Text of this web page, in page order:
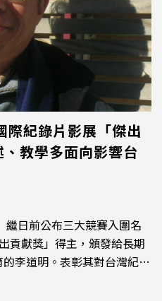
際紀錄片影展「傑出
教學多面向影響台
繼日前公布三大競賽入圍名
貢獻獎」得主，頒發給長期
李道明。表彰其對台灣紀錄
委員指出：「李道明對台灣